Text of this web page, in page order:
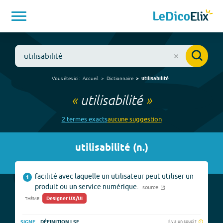
Vous êtes ici : Accueil Dictionnaire utilisabilité
« utilisabilité»
2 termesexactsaucunesuggestion
utilisabilité (n.)
1
facilité avec laquelle un utilisateur peut utiliser un
produit ou un service numérique.
source
THÈME Designer UX/UI
Il y a un souci ?